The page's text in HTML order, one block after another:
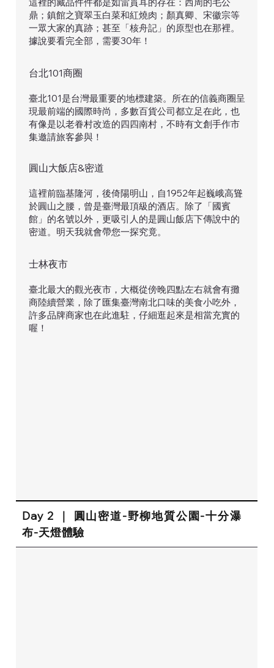
這裡的藏品件件都是如雷貫耳的存在：西周的毛公
鼎；鎮館之寶翠玉白菜和紅燒肉；顏真卿、宋徽宗等
一眾大家的真跡；甚至「核舟記」的原型也在那裡。
據說要看完全部，需要30年！
臺北101是台灣最重要的地標建築。所在的信義商圈呈
現最前端的國際時尚，多數百貨公司都立足在此，也
有像是以老眷村改造的四四南村，不時有文創手作市
集邀請旅客參與！
台北101商圈
這裡前臨基隆河，後倚陽明山，自1952年起巍峨高聳
於圓山之腰，曾是臺灣最頂級的酒店。除了「國賓
館」的名號以外，更吸引人的是圓山飯店下傳說中的
密道。明天我就會帶您一探究竟。
圓山大飯店&密道
臺北最大的觀光夜市，大概從傍晚四點左右就會有攤
商陸續營業，除了匯集臺灣南北口味的美食小吃外，
許多品牌商家也在此進駐，仔細逛起來是相當充實的
喔！
士林夜市
Day 2 ｜ 圓山密道-野柳地質公園-十分瀑
布-天燈體驗